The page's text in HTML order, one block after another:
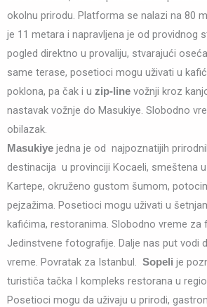
okolnu prirodu. Platforma se nalazi na 80
je 11 metara i napravljena je od providnog
pogled direktno u provaliju, stvarajući
same terase, posetioci mogu uživati u
poklona, pa čak i u zip-line vožnji kroz
nastavak vožnje do Masukiye. Slobodno
obilazak.
Masukiye jedna je od najpoznatijih
destinacija u provinciji Kocaeli, smeštena
Kartepe, okruženo gustom šumom,
pejzažima. Posetioci mogu uživati u
kafićima, restoranima. Slobodno vreme za
Jedinstvene fotografije. Dalje nas put vodi
vreme. Povratak za Istanbul. Sopeli je
turističa tačka I kompleks restorana u
Posetioci mogu da uživaju u prirodi,